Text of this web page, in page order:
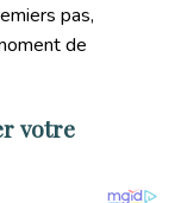
pas,
de
votre